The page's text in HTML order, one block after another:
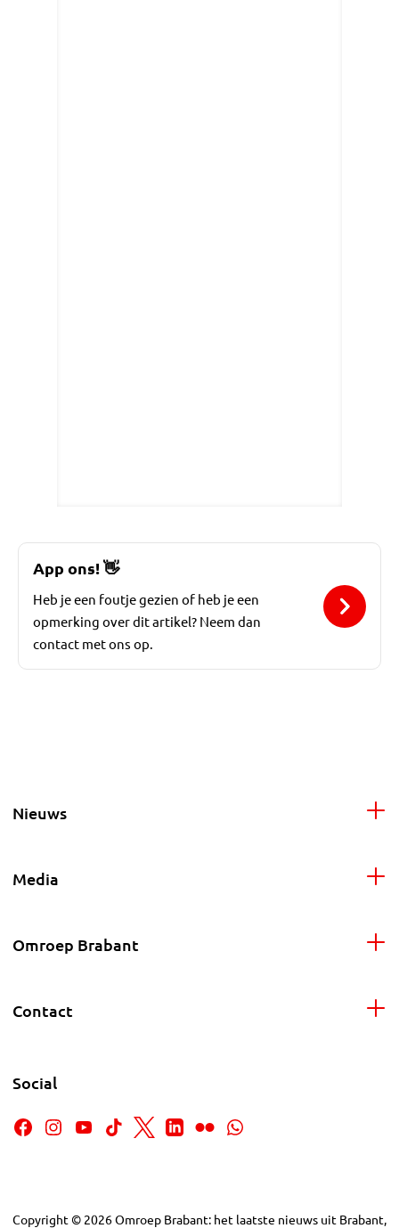
App ons!👋
Heb je een foutje gezien of heb je een
opmerking over dit artikel? Neem dan
contact met ons op.
Nieuws
Media
Omroep Brabant
Contact
Social
Copyright © 2026Omroep Brabant: het laatste nieuws uit Brabant,